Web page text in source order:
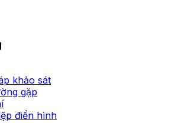
khảo sát
gặp
điển hình